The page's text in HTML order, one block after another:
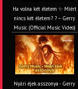
Ha volna két életem ✨ Miért
nincs két életem? ? – Gerry
Music (Official Music Video)
Nyári éjek asszonya - Gerry